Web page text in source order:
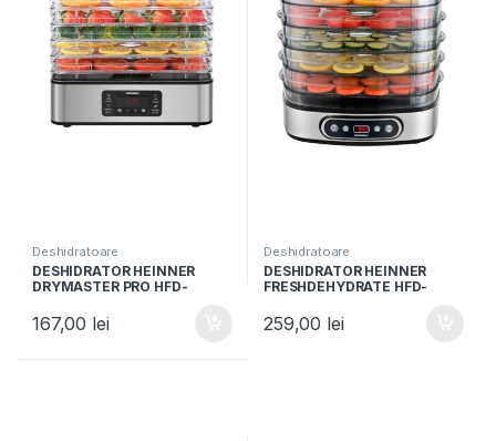
Deshidratoare
DESHIDRATOR HEINNER
DRYMASTER PRO HFD-
Tavi din otel inoxidabil, Inox
167,00 lei
Deshidratoare
DESHIDRATOR HEINNER
FRESHDEHYDRATE HFD-
5 Tavi din otel inoxidabil,
Inox
259,00 lei